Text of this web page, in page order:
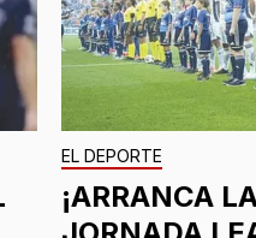
EL DEPORTE
¡ARRANCA